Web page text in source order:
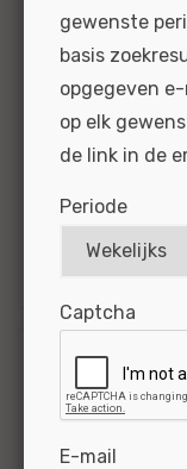
diagnoses uit
uit Werk je
leeftijden Sta
BEKIJKEN
Gepubliceerd:
#MO|60301
Eerste
Ford
Arnhem
gewenste
basis
opgegeven
op elk
de link in de
Periode
Captcha
E-mail